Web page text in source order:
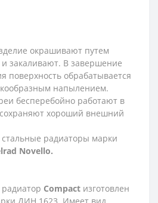
окрашивают путем
закаливают. В завершение
поверхность обрабатывается
напылением.
бесперебойно работают в
хороший внешний
стальные радиаторы марки
Novello.
Compact изготовлен